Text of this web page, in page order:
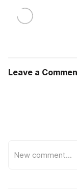
Leave a